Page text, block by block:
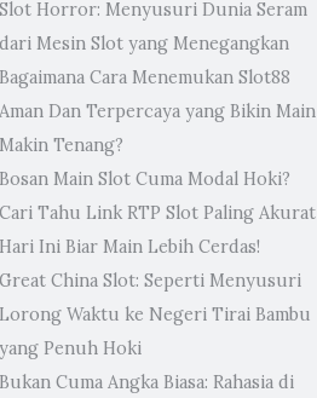
Slot Horror: Menyusuri Dunia Seram
dari Mesin Slot yang Menegangkan
Bagaimana Cara Menemukan Slot88
Aman Dan Terpercaya yang Bikin Main
Makin Tenang?
Bosan Main Slot Cuma Modal Hoki?
Cari Tahu Link RTP Slot Paling Akurat
Hari Ini Biar Main Lebih Cerdas!
Great China Slot: Seperti Menyusuri
Lorong Waktu ke Negeri Tirai Bambu
yang Penuh Hoki
Bukan Cuma Angka Biasa: Rahasia di